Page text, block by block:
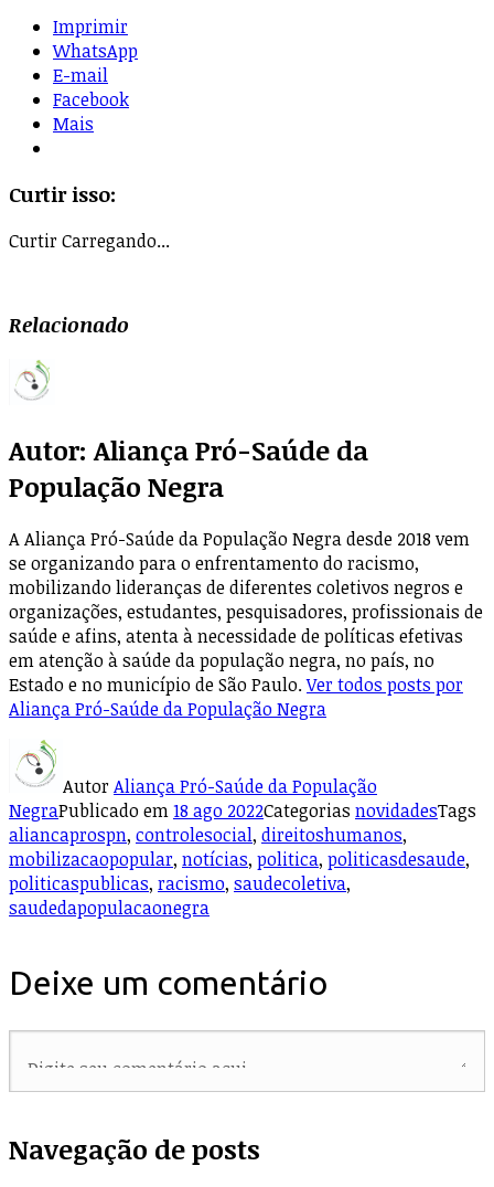
Imprimir
WhatsApp
E-mail
Facebook
Mais
Curtir isso:
CurtirCarregando...
Relacionado
Autor: Aliança Pró-Saúde da
População Negra
A Aliança Pró-Saúde da População Negra desde 2018 vem
se organizando para o enfrentamento do racismo,
mobilizando lideranças de diferentes coletivos negros e
organizações, estudantes, pesquisadores, profissionais de
saúde e afins, atenta à necessidade de políticas efetivas
em atenção à saúde da população negra, no país, no
Estado e no município de São Paulo.Ver todos posts por
Aliança Pró-Saúde da População Negra
AutorAliança Pró-Saúde da População
NegraPublicado em18 ago 2022Categorias novidadesTags
aliancaprospn, controlesocial, direitoshumanos,
mobilizacaopopular, notícias, politica, politicasdesaude,
politicaspublicas, racismo, saudecoletiva,
saudedapopulacaonegra
Deixe um comentário
Navegação de posts